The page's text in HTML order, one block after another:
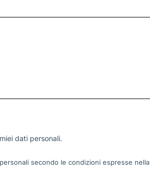
dati personali.
secondo le condizioni espresse nella